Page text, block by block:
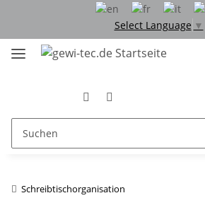
Select Language ▼
Schreibtischorganisation